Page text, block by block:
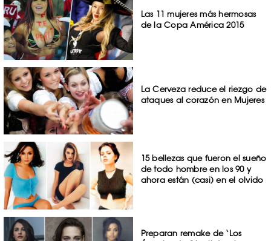
Las 11 mujeres más hermosas
de la Copa América 2015
La Cerveza reduce el riezgo de
ataques al corazón en Mujeres
15 bellezas que fueron el sueño
de todo hombre en los 90 y
ahora están (casi) en el olvido
Preparan remake de ‘Los